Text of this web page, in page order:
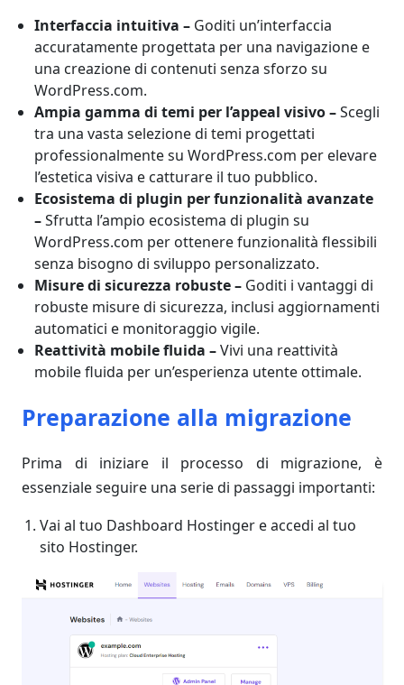
Interfaccia intuitiva – Goditi un’interfaccia
accuratamente progettata per una navigazione e
una creazione di contenuti senza sforzo su
WordPress.com.
Ampia gamma di temi per l’appeal visivo –Scegli
tra una vasta selezione di temi progettati
professionalmente su WordPress.com per elevare
l’estetica visiva e catturare il tuo pubblico.
Ecosistema di plugin per funzionalità avanzate
–Sfrutta l’ampio ecosistema di plugin su
WordPress.com per ottenere funzionalità flessibili
senza bisogno di sviluppo personalizzato.
Misure di sicurezza robuste – Goditi i vantaggi di
robuste misure di sicurezza, inclusi aggiornamenti
automatici e monitoraggio vigile.
Reattività mobile fluida –Vivi una reattività
mobile fluida per un’esperienza utente ottimale.
Preparazione alla migrazione
Prima di iniziare il processo di migrazione, è
essenziale seguire una serie di passaggi importanti:
Vai al tuo Dashboard Hostinger e accedi al tuo
sito Hostinger.